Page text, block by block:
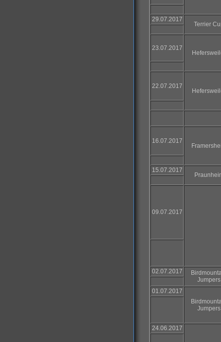
29.07.2017
Terrier
23.07.2017
22.07.2017
16.07.2017
15.07.2017
09.07.2017
02.07.2017
Jumpers
01.07.2017
Jumpers
24.06.2017